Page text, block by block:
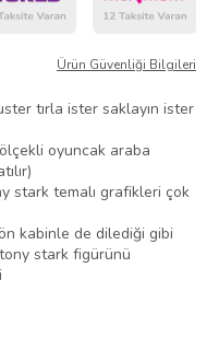
Ürün Güvenliği Bilgileri
tırla ister saklayın ister
oyuncak araba
stark temalı grafikleri çok
ön kabinle de dilediği gibi
stark figürünü